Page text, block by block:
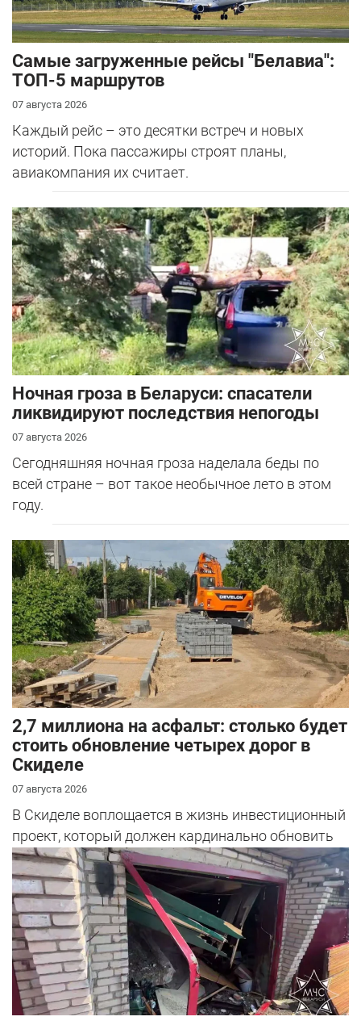
Самые загруженные рейсы "Белавиа":
ТОП-5 маршрутов
07 августа 2026
Каждый рейс – это десятки встреч и новых
историй. Пока пассажиры строят планы,
авиакомпания их считает.
Ночная гроза в Беларуси: спасатели
ликвидируют последствия непогоды
07 августа 2026
Сегодняшняя ночная гроза наделала беды по
всей стране – вот такое необычное лето в этом
году.
2,7 миллиона на асфальт: столько будет
стоить обновление четырех дорог в
Скиделе
07 августа 2026
В Скиделе воплощается в жизнь инвестиционный
проект, который должен кардинально обновить
облик сразу четырех улиц: Богуш...